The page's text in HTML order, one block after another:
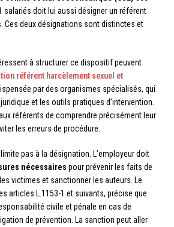
salariés doit lui aussi désigner un référent
Ces deux désignations sont distinctes et
à structurer ce dispositif peuvent
référent harcèlement sexuel et
par des organismes spécialisés, qui
et les outils pratiques d’intervention.
référents de comprendre précisément leur
les erreurs de procédure.
pas à la désignation. L’employeur doit
nécessaires pour prévenir les faits de
victimes et sanctionner les auteurs. Le
articles L.1153-1 et suivants, précise que
civile et pénale en cas de
de prévention. La sanction peut aller